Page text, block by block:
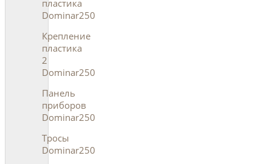
пластика
Dominar250
Крепление
пластика
2
Dominar250
Панель
приборов
Dominar250
Тросы
Dominar250